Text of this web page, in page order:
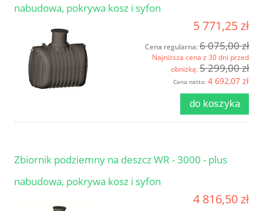
nabudowa, pokrywa kosz i syfon
5 771,25 zł
Cena regularna:6 075,00 zł
Najniższa cena z 30 dni przed
obniżką:5 299,00 zł
Cena netto: 4 692,07 zł
do koszyka
Zbiornik podziemny na deszcz WR - 3000 - plus
nabudowa, pokrywa kosz i syfon
4 816,50 zł